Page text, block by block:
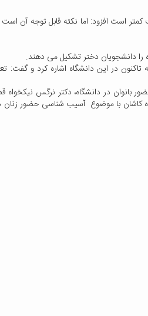
دکترا از هفت سال گذشته تاکنون در این دانشگاه
در دانشگاه، دکتر نرگس نیکخواه
با موضوع آسیب شناسی حضور زنان